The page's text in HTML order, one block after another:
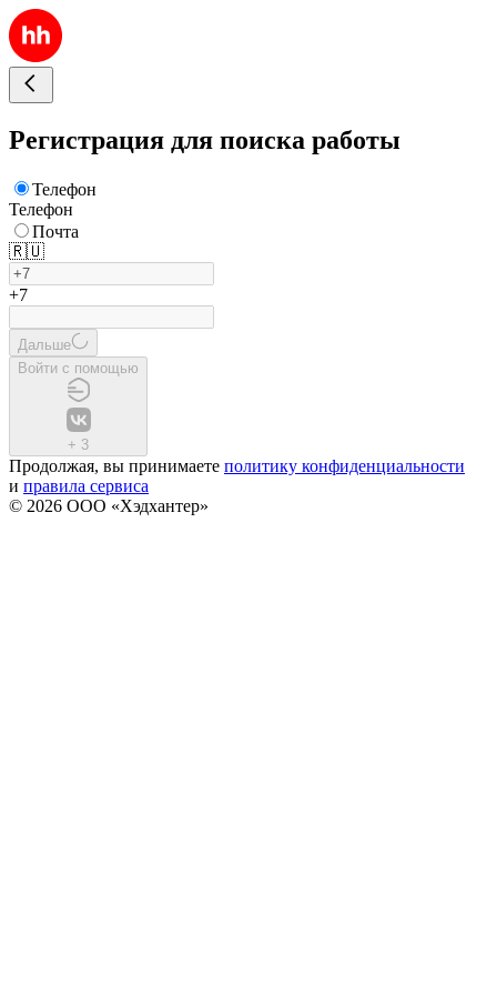
Регистрация для поиска работы
Телефон
Телефон
Почта
🇷🇺
+7
Дальше
Войти с помощью
+ 3
Продолжая, вы принимаете политику конфиденциальности
и правила сервиса
© 2026 ООО «Хэдхантер»